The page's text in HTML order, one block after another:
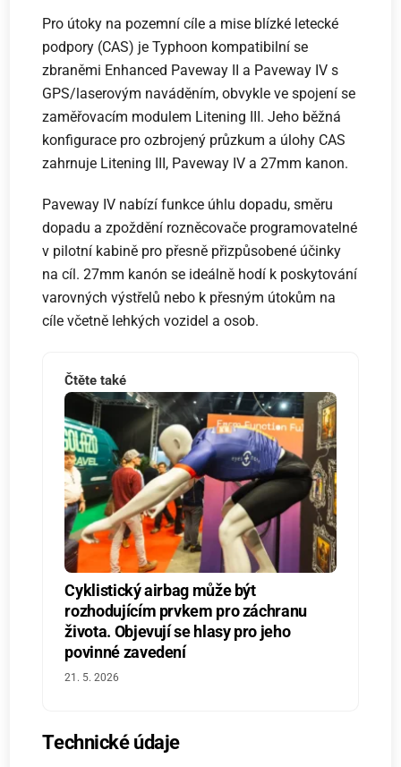
Pro útoky na pozemní cíle a mise blízké letecké
podpory (CAS) je Typhoon kompatibilní se
zbraněmi Enhanced Paveway II a Paveway IV s
GPS/laserovým naváděním, obvykle ve spojení se
zaměřovacím modulem Litening III. Jeho běžná
konfigurace pro ozbrojený průzkum a úlohy CAS
zahrnuje Litening III, Paveway IV a 27mm kanon.
Paveway IV nabízí funkce úhlu dopadu, směru
dopadu a zpoždění rozněcovače programovatelné
v pilotní kabině pro přesně přizpůsobené účinky
na cíl. 27mm kanón se ideálně hodí k poskytování
varovných výstřelů nebo k přesným útokům na
cíle včetně lehkých vozidel a osob.
Čtěte také
Cyklistický airbag může být
rozhodujícím prvkem pro záchranu
života. Objevují se hlasy pro jeho
povinné zavedení
21. 5. 2026
Technické údaje